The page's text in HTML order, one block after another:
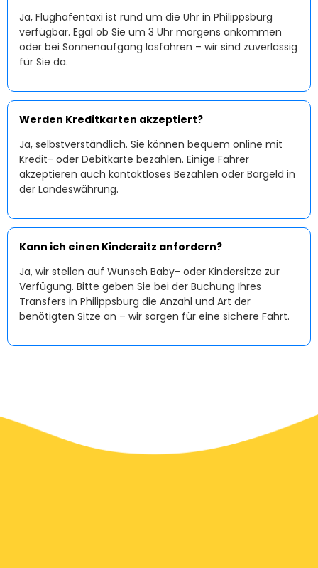
Ja, Flughafentaxi ist rund um die Uhr in Philippsburg
verfügbar. Egal ob Sie um 3 Uhr morgens ankommen
oder bei Sonnenaufgang losfahren – wir sind zuverlässig
für Sie da.
Werden Kreditkarten akzeptiert?
Ja, selbstverständlich. Sie können bequem online mit
Kredit- oder Debitkarte bezahlen. Einige Fahrer
akzeptieren auch kontaktloses Bezahlen oder Bargeld in
der Landeswährung.
Kann ich einen Kindersitz anfordern?
Ja, wir stellen auf Wunsch Baby- oder Kindersitze zur
Verfügung. Bitte geben Sie bei der Buchung Ihres
Transfers in Philippsburg die Anzahl und Art der
benötigten Sitze an – wir sorgen für eine sichere Fahrt.